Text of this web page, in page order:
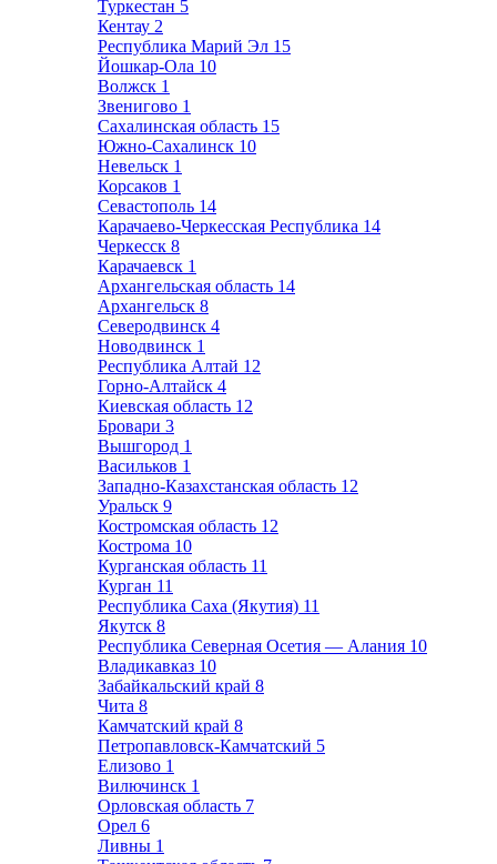
Туркестан 5
Кентау 2
Республика Марий Эл 15
Йошкар-Ола 10
Волжск 1
Звенигово 1
Сахалинская область 15
Южно-Сахалинск 10
Невельск 1
Корсаков 1
Севастополь 14
Карачаево-Черкесская Республика 14
Черкесск 8
Карачаевск 1
Архангельская область 14
Архангельск 8
Северодвинск 4
Новодвинск 1
Республика Алтай 12
Горно-Алтайск 4
Киевская область 12
Бровари 3
Вышгород 1
Васильков 1
Западно-Казахстанская область 12
Уральск 9
Костромская область 12
Кострома 10
Курганская область 11
Курган 11
Республика Саха (Якутия) 11
Якутск 8
Республика Северная Осетия — Алания 10
Владикавказ 10
Забайкальский край 8
Чита 8
Камчатский край 8
Петропавловск-Камчатский 5
Елизово 1
Вилючинск 1
Орловская область 7
Орел 6
Ливны 1